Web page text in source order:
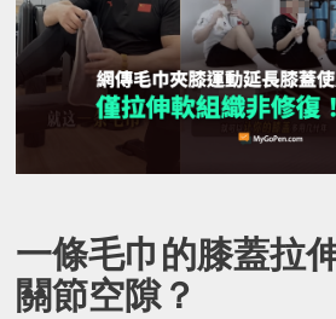
一條毛巾的膝蓋拉
關節空隙？